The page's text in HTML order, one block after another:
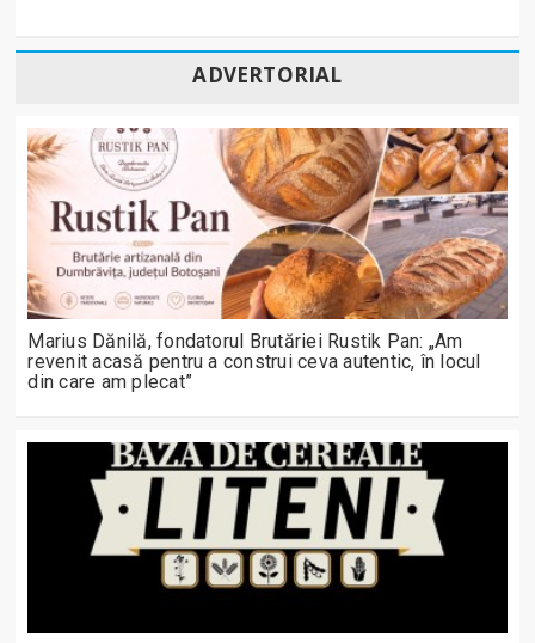
ADVERTORIAL
Marius Dănilă, fondatorul Brutăriei Rustik Pan: „Am
revenit acasă pentru a construi ceva autentic, în locul
din care am plecat”